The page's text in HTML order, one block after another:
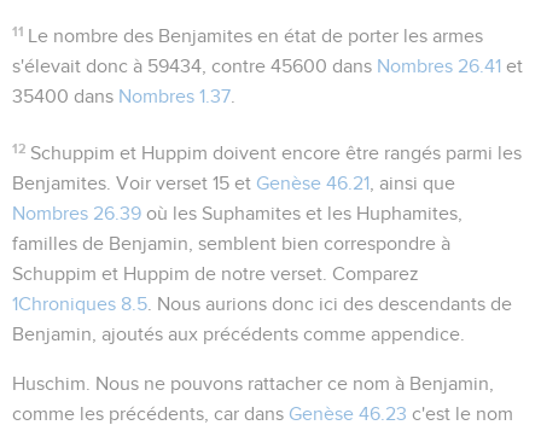
11 Le nombre des Benjamites en état de porter les armes
s'élevait donc à 59434, contre 45600 dans Nombres 26.41 et
35400 dans Nombres 1.37
12 Schuppim et Huppim doivent encore être rangés parmi les
Benjamites. Voir verset 15 et Genèse 46.21 , ainsi que
Nombres 26.39 où les Suphamites et les Huphamites,
familles de Benjamin, semblent bien correspondre à
Schuppim et Huppim de notre verset. Comparez
1Chroniques 8.5 . Nous aurions donc ici des descendants de
Benjamin, ajoutés aux précédents comme appendice.
Huschim . Nous ne pouvons rattacher ce nom à Benjamin,
comme les précédents, car dans Genèse 46.23 c'est le nom